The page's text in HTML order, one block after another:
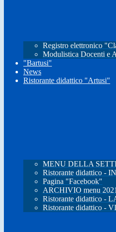
Registro elettronico
Modulistica Docenti e
"Bartusi"
News
Ristorante didattico "Artusi"
MENU DELLA
Ristorante didattico -
Pagina "Facebook"
ARCHIVIO menu
Ristorante didattico -
Ristorante didattico -